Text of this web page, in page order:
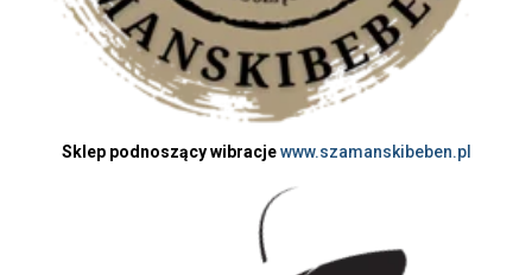
Sklep podnoszący wibracje www.szamanskibeben.pl